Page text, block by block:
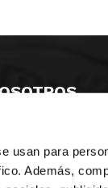
usan para
Además,
DE
DE